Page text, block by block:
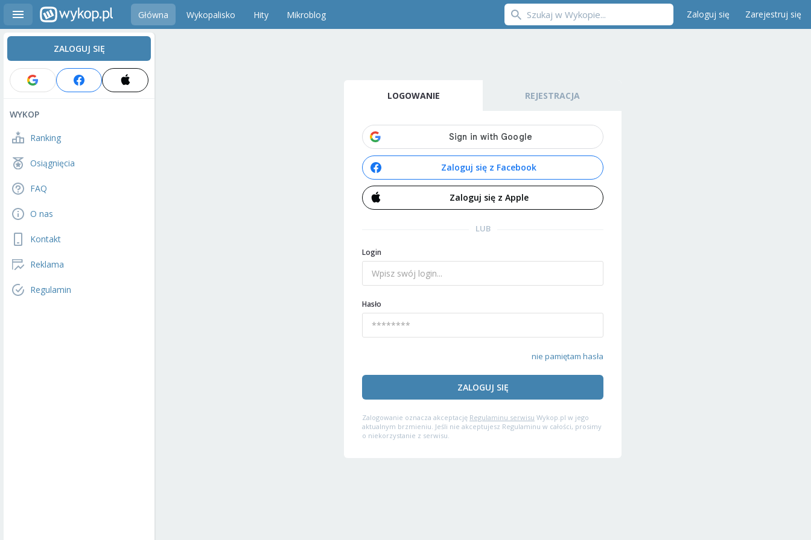
Główna Wykopalisko Hity Mikroblog Zaloguj się Zarejestruj się
ZALOGUJ SIĘ
WYKOP
Ranking
Osiągnięcia
FAQ
O nas
Kontakt
Reklama
Regulamin
LOGOWANIE REJESTRACJA
Zaloguj się z Facebook
Zaloguj się z Apple
LUB
Login
Hasło
nie pamiętam hasła
ZALOGUJ SIĘ
Zalogowanie oznacza akceptację Regulaminu serwisu Wykop.pl w jego
aktualnym brzmieniu. Jeśli nie akceptujesz Regulaminu w całości, prosimy
o niekorzystanie z serwisu.